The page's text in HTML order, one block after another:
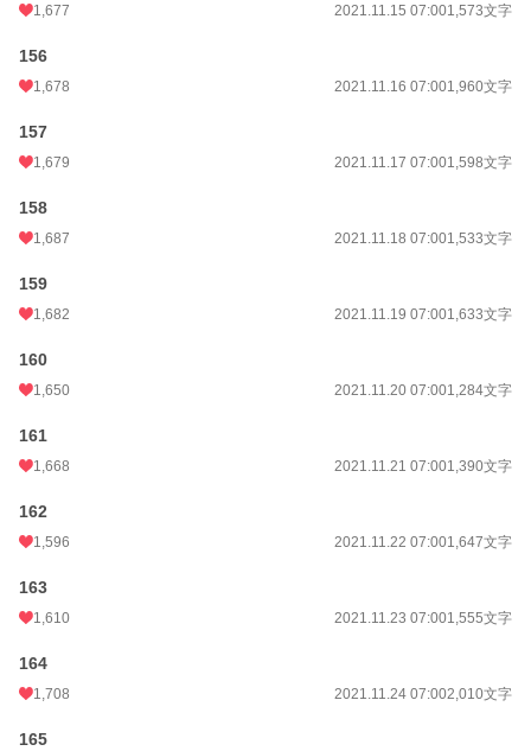
1,677 2021.11.15 07:001,573文字
156
1,678 2021.11.16 07:001,960文字
157
1,679 2021.11.17 07:001,598文字
158
1,687 2021.11.18 07:001,533文字
159
1,682 2021.11.19 07:001,633文字
160
1,650 2021.11.20 07:001,284文字
161
1,668 2021.11.21 07:001,390文字
162
1,596 2021.11.22 07:001,647文字
163
1,610 2021.11.23 07:001,555文字
164
1,708 2021.11.24 07:002,010文字
165